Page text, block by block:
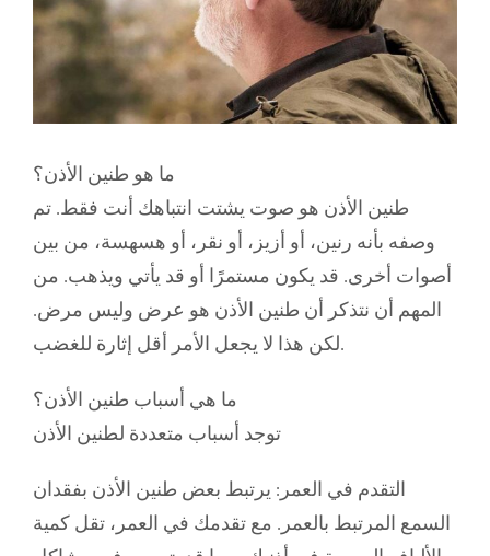
ما هو طنين الأذن؟
طنين الأذن هو صوت يشتت انتباهك أنت فقط. تم
وصفه بأنه رنين، أو أزيز، أو نقر، أو هسهسة، من بين
أصوات أخرى. قد يكون مستمرًا أو قد يأتي ويذهب. من
المهم أن نتذكر أن طنين الأذن هو عرض وليس مرض.
لكن هذا لا يجعل الأمر أقل إثارة للغضب.
ما هي أسباب طنين الأذن؟
توجد أسباب متعددة لطنين الأذن
التقدم في العمر: يرتبط بعض طنين الأذن بفقدان
السمع المرتبط بالعمر. مع تقدمك في العمر، تقل كمية